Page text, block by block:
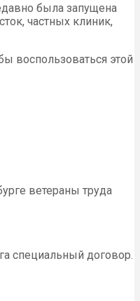
была запущена
частных клиник,
воспользоваться этой
ветераны труда
специальный договор.